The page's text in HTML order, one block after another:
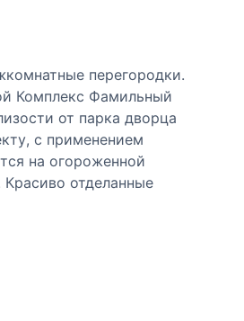
перегородки.
Комплекс Фамильный
от парка дворца
с применением
на огороженной
отделанные